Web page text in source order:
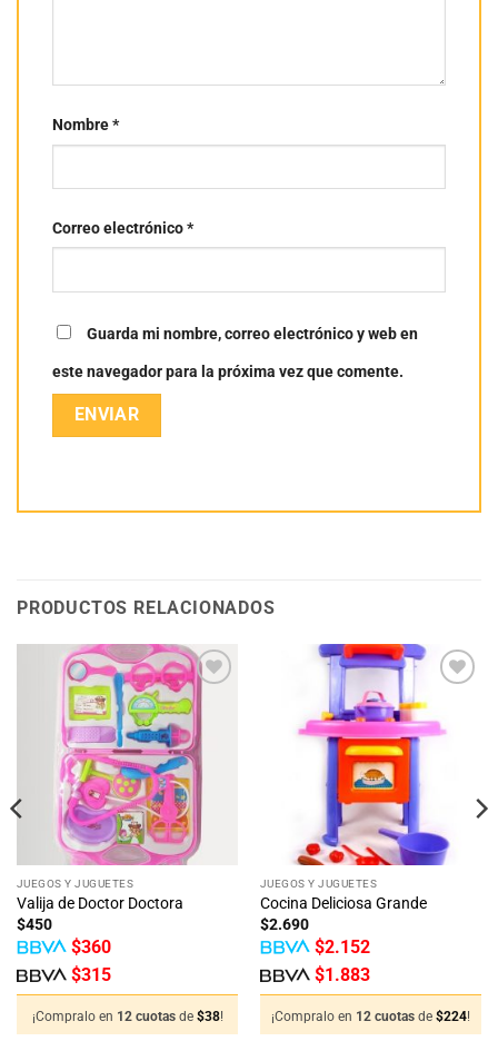
Nombre*
Correo electrónico*
Guarda mi nombre, correo electrónico y web en
este navegador para la próxima vez que comente.
PRODUCTOS RELACIONADOS
Añadir
a la
lista
de
deseos
JUEGOS Y JUGUETES
Valija de Doctor Doctora
$450
$360
$315
¡Compralo en 12 cuotas de $38!
lista
JUEGOS Y JUGUETES
Cocina Deliciosa Grande
$2.690
$2.152
$1.883
¡Compralo en 12 cuotas de $224!